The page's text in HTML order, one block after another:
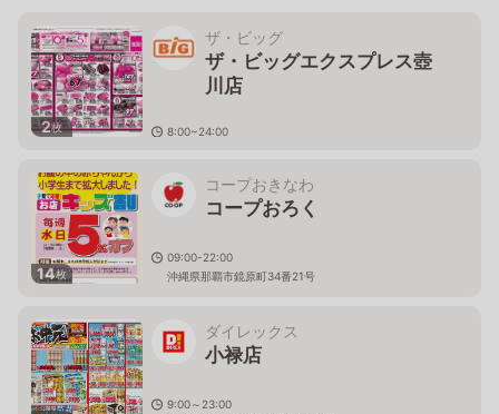
2枚
ザ・ビッグ
ザ・ビッグエクスプレス壺
川店
8:00~24:00
14枚
コープおきなわ
コープおろく
09:00-22:00
沖縄県那覇市鏡原町34番21号
ダイレックス
小禄店
9:00～23:00